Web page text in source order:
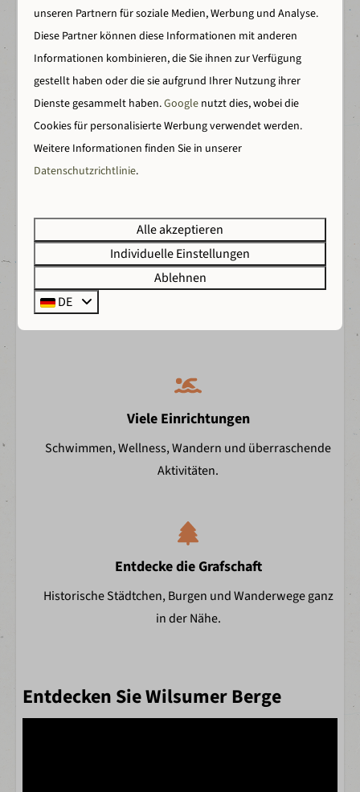
Energie-Label
Darum Wilsumer Berge
Einzigartige Unterkunftsauswahl
Von Camping bis hin zu Luxus-Lodges und Wellness-
Back to nature
Viele Einrichtungen
Schwimmen, Wellness, Wandern und überraschende
Aktivitäten.
Entdecke die Grafschaft
Historische Städtchen, Burgen und Wanderwege ganz
in der Nähe.
Entdecken Sie Wilsumer Berge
unseren Partnern für soziale Medien, Werbung und Analyse.
Diese Partner können diese Informationen mit anderen
Informationen kombinieren, die Sie ihnen zur Verfügung
gestellt haben oder die sie aufgrund Ihrer Nutzung ihrer
Dienste gesammelt haben.Google nutzt dies, wobei die
Cookies für personalisierte Werbung verwendet werden.
Weitere Informationen finden Sie in unserer
Datenschutzrichtlinie.
Alle akzeptieren
Individuelle Einstellungen
Ablehnen
DE